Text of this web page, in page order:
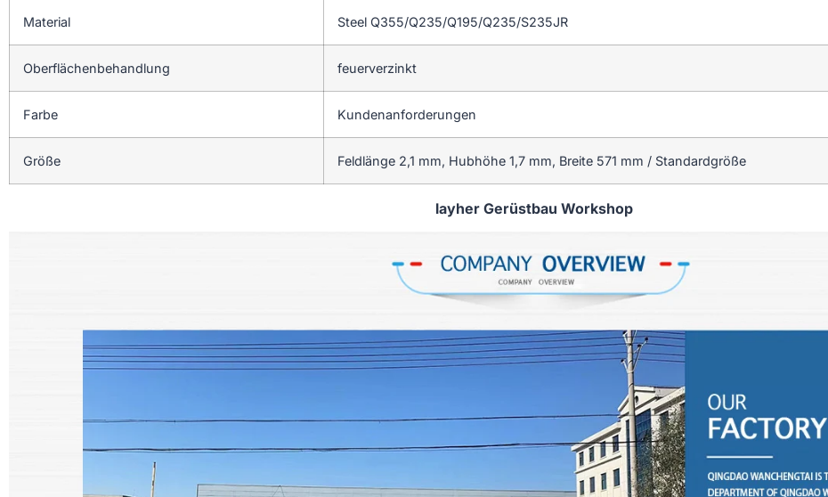
Material Steel Q355/Q235/Q195/Q235/S235JR
Oberflächenbehandlung feuerverzinkt
Farbe Kundenanforderungen
Größe Feldlänge 2,1 mm, Hubhöhe 1,7 mm, Breite 571 mm / Standardgröße
layher Gerüstbau Workshop